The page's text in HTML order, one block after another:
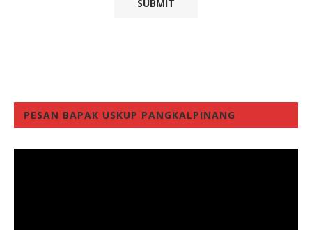
PESAN BAPAK USKUP PANGKALPINANG